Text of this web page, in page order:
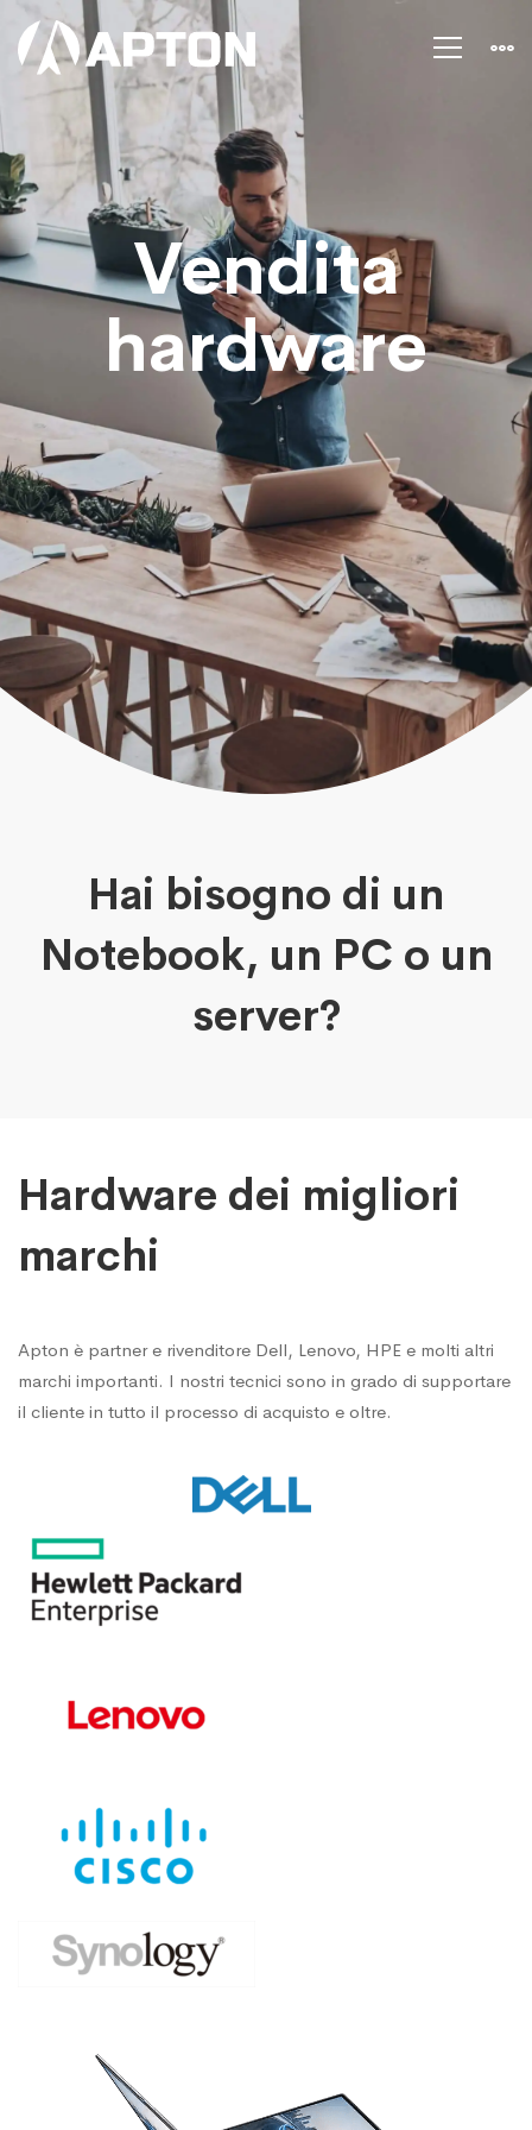
Vendita
hardware
Vendita
hardware
Hai bisogno di un
Notebook, un PC o un
server?
Hardware dei migliori
marchi
Apton è partner e rivenditore Dell, Lenovo, HPE e molti altri
marchi importanti. I nostri tecnici sono in grado di supportare
il cliente in tutto il processo di acquisto e oltre.